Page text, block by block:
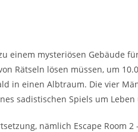
einem mysteriösen Gebäude
Rätseln lösen müssen, um
in einen Albtraum. Die vier
sadistischen Spiels um
nämlich Escape Room